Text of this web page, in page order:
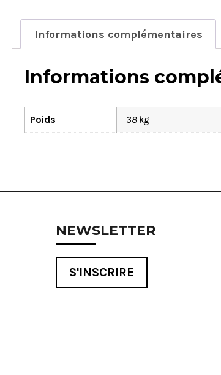
Informations complémentaires
Informations
Poids 38 kg
NEWSLETTER
S'INSCRIRE